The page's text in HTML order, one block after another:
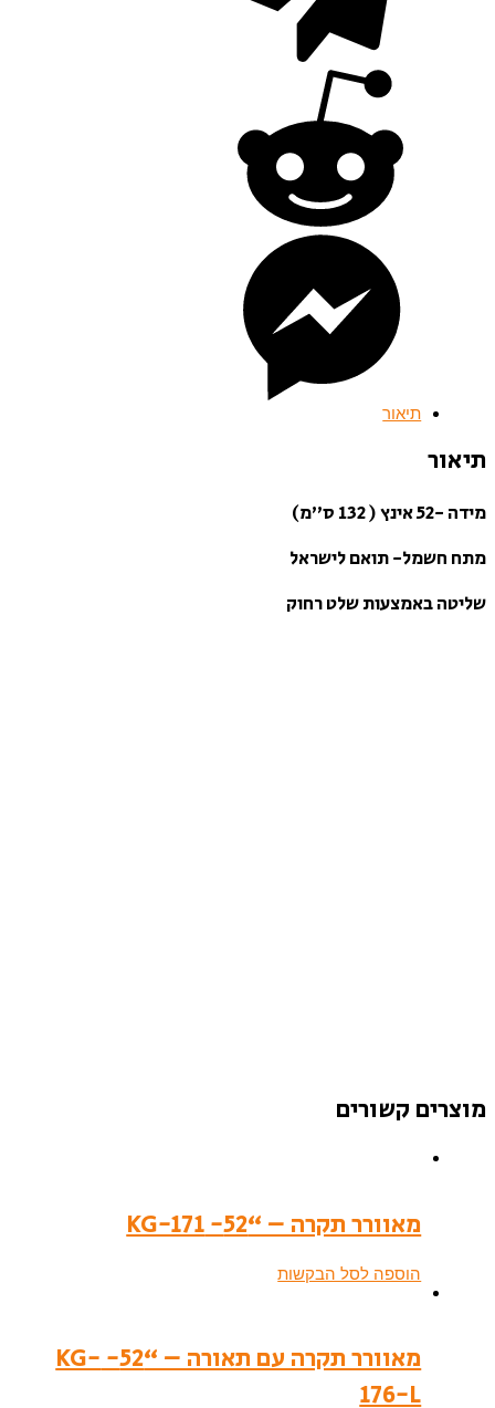
תיאור
תיאור
מידה -52 אינץ ( 132 ס”מ)
מתח חשמל- תואם לישראל
שליטה באמצעות שלט רחוק
מוצרים קשורים
מאוורר תקרה – “52- KG-171
הוספה לסל הבקשות
מאוורר תקרה עם תאורה – “52- KG-
176-L